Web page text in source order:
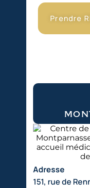
Prendre
Adresse
151, rue de